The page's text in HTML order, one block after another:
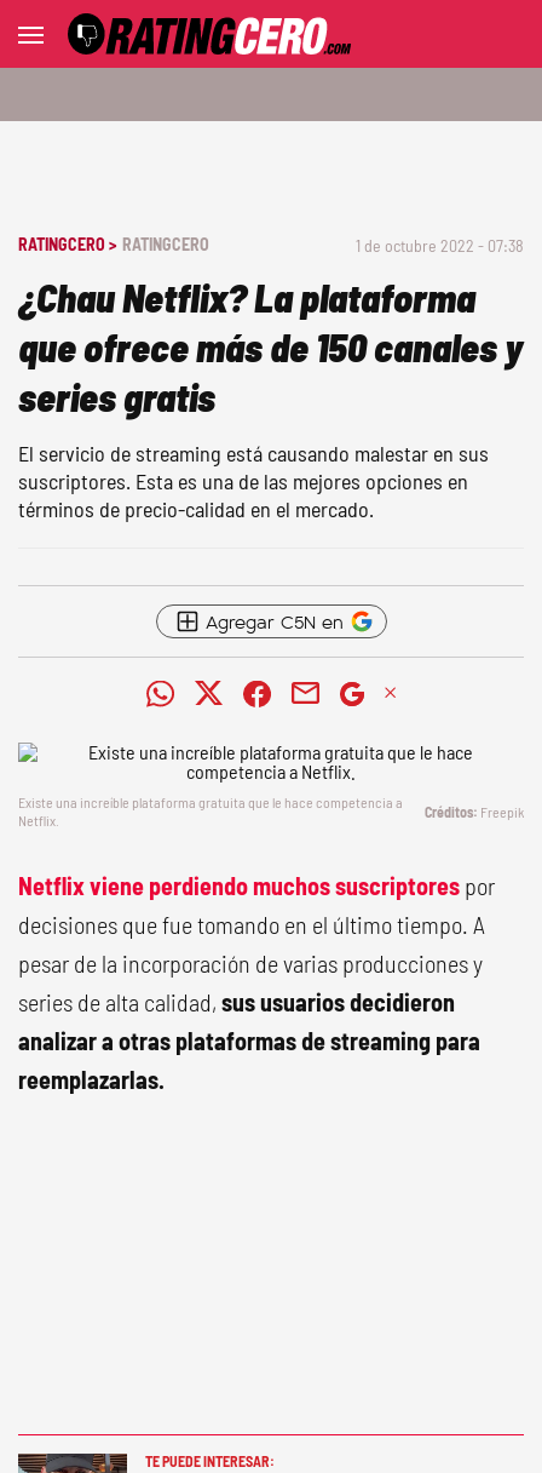
RATINGCERO > RATINGCERO 1 de octubre 2022 - 07:38
¿Chau Netflix? La plataforma
que ofrece más de 150 canales y
series gratis
El servicio de streaming está causando malestar en sus
suscriptores. Esta es una de las mejores opciones en
términos de precio-calidad en el mercado.
Agregar C5N en
Existe una increíble plataforma gratuita que le hace competencia a
Netflix.
Freepik
Netflix viene perdiendo muchos suscriptores por
decisiones que fue tomando en el último tiempo. A
pesar de la incorporación de varias producciones y
series de alta calidad, sus usuarios decidieron
analizar a otras plataformas de streaming para
reemplazarlas.
TE PUEDE INTERESAR: